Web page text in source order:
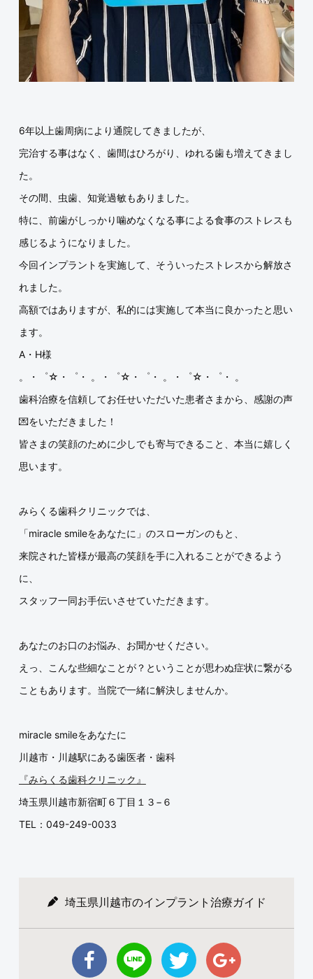
6年以上歯周病により通院してきましたが、
完治する事はなく、歯間はひろがり、ゆれる歯も増えてきまし
た。
その間、虫歯、知覚過敏もありました。
特に、前歯がしっかり噛めなくなる事による食事のストレスも
感じるようになりました。
今回インプラントを実施して、そういったストレスから解放さ
れました。
高額ではありますが、私的には実施して本当に良かったと思い
ます。
A・H様
。・゜☆・゜・ 。・゜☆・゜・ 。・゜☆・゜・ 。
歯科治療を信頼してお任せいただいた患者さまから、感謝の声
💌をいただきました！
皆さまの笑顔のために少しでも寄与できること、本当に嬉しく
思います。
みらくる歯科クリニックでは、
「miracle smileをあなたに」のスローガンのもと、
来院された皆様が最高の笑顔を手に入れることができるよう
に、
スタッフ一同お手伝いさせていただきます。
あなたのお口のお悩み、お聞かせください。
えっ、こんな些細なことが？ということが思わぬ症状に繋がる
こともあります。当院で一緒に解決しませんか。
miracle smileをあなたに
川越市・川越駅にある歯医者・歯科
『みらくる歯科クリニック』
埼玉県川越市新宿町６丁目１３−６
TEL：049-249-0033
埼玉県川越市のインプラント治療ガイド